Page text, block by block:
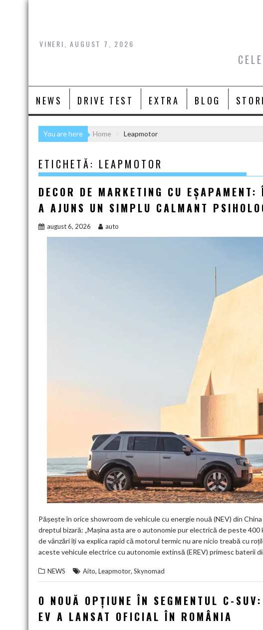
Skip
VINERI, AUGUST 7, 2026
NEWS DRIVE TEST EXTRA BLOG
You are here Home Leapmotor
ETICHETĂ: LEAPMOTOR
DECOR DE MARKETING CU
A AJUNS UN SIMPLU CALMANT
august 6, 2026 auto
Pășește în orice showroom de vehicule cu energie nouă (NEV) din
dreptul bizară: „Mașina asta are o autonomie pur electrică de peste
de vânzări îți va explica rapid că motorul termic nu are nicio treabă cu
aceste vehicule electrice cu autonomie extinsă (EREV) primesc baterii
NEWS Aito, Leapmotor, Skynomad
O NOUĂ OPȚIUNE ÎN SEGMENTUL C-
EV A LANSAT OFICIAL ÎN ROMÂNIA